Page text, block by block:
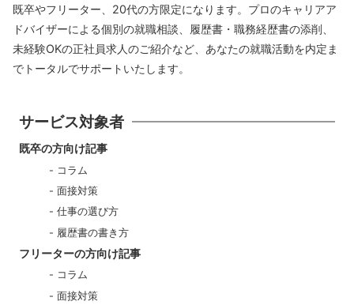
既卒やフリーター、20代の方限定になります。プロのキャリアア
ドバイザーによる個別の就職相談、履歴書・職務経歴書の添削、
未経験OKの正社員求人のご紹介など、あなたの就職活動を内定ま
でトータルでサポートいたします。
サービス対象者
既卒の方向け記事
コラム
面接対策
仕事の選び方
履歴書の書き方
フリーターの方向け記事
コラム
面接対策